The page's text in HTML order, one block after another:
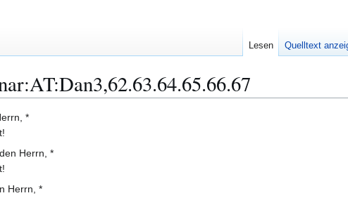
*
Herrn, *
Herrn, *
Lesen Quelltext